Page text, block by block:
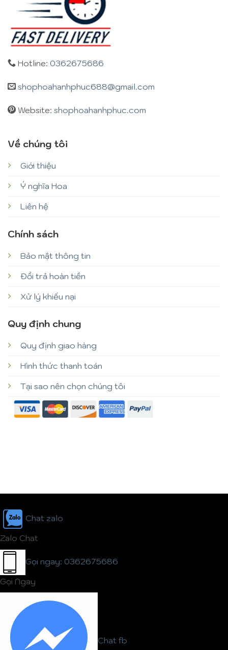
Hotline: 0362675686
shophoahanhphuc688@gmail.com
Website: shophoahanhphuc.com
Về chúng tôi
Giới thiệu
Ý nghĩa Hoa
Liên hệ
Chính sách
Bảo mật thông tin
Đổi trả hoàn tiền
Xử lý khiếu nại
Quy định chung
Quy định giao hàng
Hình thức thanh toán
Tại sao nên chọn chúng tôi
Chat zalo
Zalo Chat
Gọi ngay: 0362675686
Gọi Ngay
Chat fb